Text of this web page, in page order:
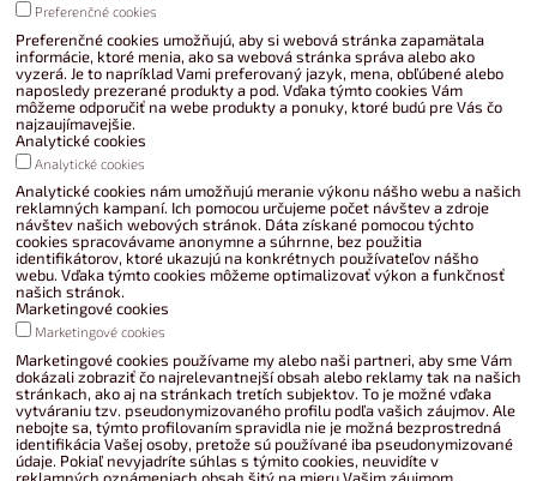
Preferenčné cookies
Preferenčné cookies umožňujú, aby si webová stránka zapamätala
informácie, ktoré menia, ako sa webová stránka správa alebo ako
vyzerá. Je to napríklad Vami preferovaný jazyk, mena, obľúbené alebo
naposledy prezerané produkty a pod. Vďaka týmto cookies Vám
môžeme odporučiť na webe produkty a ponuky, ktoré budú pre Vás čo
najzaujímavejšie.
Analytické cookies
Analytické cookies
Analytické cookies nám umožňujú meranie výkonu nášho webu a našich
reklamných kampaní. Ich pomocou určujeme počet návštev a zdroje
návštev našich webových stránok. Dáta získané pomocou týchto
cookies spracovávame anonymne a súhrnne, bez použitia
identifikátorov, ktoré ukazujú na konkrétnych používateľov nášho
webu. Vďaka týmto cookies môžeme optimalizovať výkon a funkčnosť
našich stránok.
Marketingové cookies
Marketingové cookies
Marketingové cookies používame my alebo naši partneri, aby sme Vám
dokázali zobraziť čo najrelevantnejší obsah alebo reklamy tak na našich
stránkach, ako aj na stránkach tretích subjektov. To je možné vďaka
vytváraniu tzv. pseudonymizovaného profilu podľa vašich záujmov. Ale
nebojte sa, týmto profilovaním spravidla nie je možná bezprostredná
identifikácia Vašej osoby, pretože sú používané iba pseudonymizované
údaje. Pokiaľ nevyjadríte súhlas s týmito cookies, neuvidíte v
reklamných oznámeniach obsah šitý na mieru Vašim záujmom.